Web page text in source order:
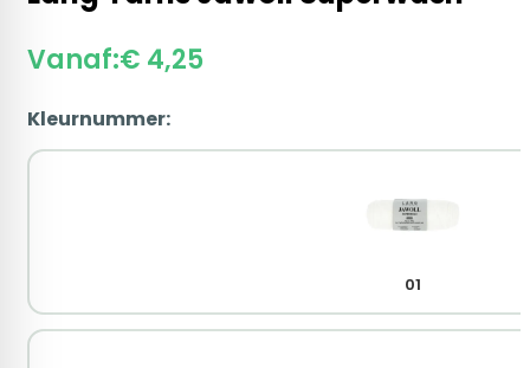
Vanaf:€ 4,25
Kleurnummer:
01